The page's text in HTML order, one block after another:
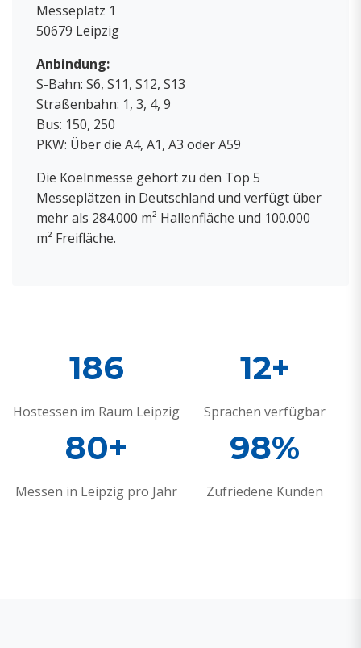
Messeplatz 1
50679 Leipzig
Anbindung:
S-Bahn: S6, S11, S12, S13
Straßenbahn: 1, 3, 4, 9
Bus: 150, 250
PKW: Über die A4, A1, A3 oder A59
Die Koelnmesse gehört zu den Top 5
Messeplätzen in Deutschland und verfügt über
mehr als 284.000 m² Hallenfläche und 100.000
m² Freifläche.
186
Hostessen im Raum Leipzig
12+
Sprachen verfügbar
80+
Messen in Leipzig pro Jahr
98%
Zufriedene Kunden